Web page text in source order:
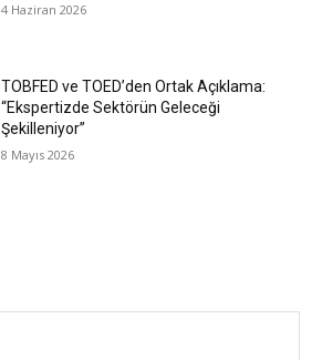
4 Haziran 2026
TOBFED ve TOED’den Ortak Açıklama:
“Ekspertizde Sektörün Geleceği
Şekilleniyor”
8 Mayıs 2026